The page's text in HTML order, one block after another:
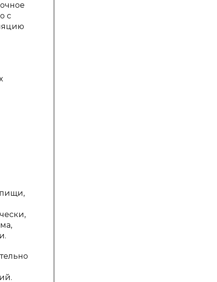
с
пищи,